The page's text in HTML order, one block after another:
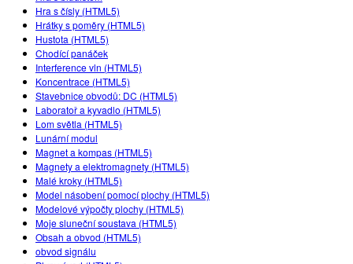
Impact Report
Hra s čísly (HTML5)
Hrátky s poměry (HTML5)
Hustota (HTML5)
Chodící panáček
Interference vln (HTML5)
Koncentrace (HTML5)
Stavebnice obvodů: DC (HTML5)
Laboratoř a kyvadlo (HTML5)
Lom světla (HTML5)
Lunární modul
Magnet a kompas (HTML5)
Magnety a elektromagnety (HTML5)
Malé kroky (HTML5)
Model násobení pomocí plochy (HTML5)
Modelové výpočty plochy (HTML5)
Moje sluneční soustava (HTML5)
Obsah a obvod (HTML5)
obvod signálu